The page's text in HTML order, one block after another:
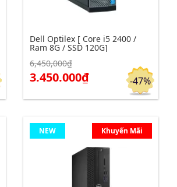
Click để xem chi tiết Đặt hàng
Dell Optilex [ Core i5 2400 /
Ram 8G / SSD 120G]
6,450,000₫
3.450.000₫ -47%
Khuyến Mãi
NEW